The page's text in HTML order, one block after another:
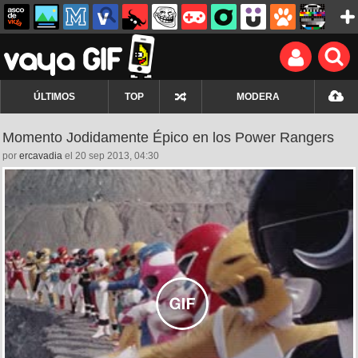
ÚLTIMOS TOP MODERA
Momento Jodidamente Épico en los Power Rangers
por ercavadia el 20 sep 2013, 04:30